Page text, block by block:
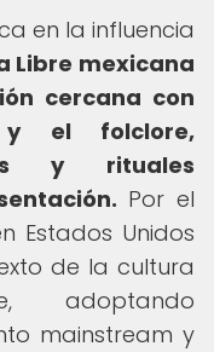
en la influencia
Libre mexicana
cercana con
y el folclore,
y rituales
Por el
Estados Unidos
de la cultura
adoptando
mainstream y